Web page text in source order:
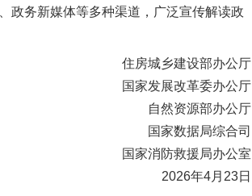
务新媒体等多种渠道，广泛宣传解读政
住房城乡建设部办公厅
国家发展改革委办公厅
自然资源部办公厅
国家数据局综合司
国家消防救援局办公室
2026年4月23日
法官巧妙执行解纠纷